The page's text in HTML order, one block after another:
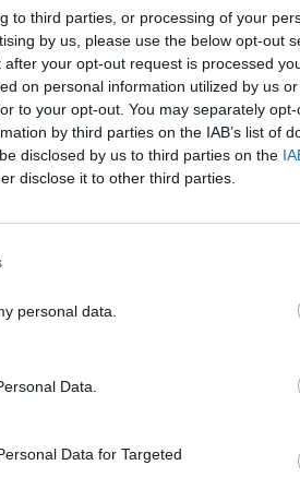
to third parties, or processing of your
by us, please use the below opt-out
your opt-out request is processed
on personal information utilized by us
to your opt-out. You may separately
by third parties on the IAB’s list of
disclosed by us to third parties on the
disclose it to other third parties.
personal data.
Data.
Data for Targeted
feuilles mortes
hiberner
UN CHIEN
DU CERCUEIL DU
DÉCÉDÉ ET
Un tendre petit